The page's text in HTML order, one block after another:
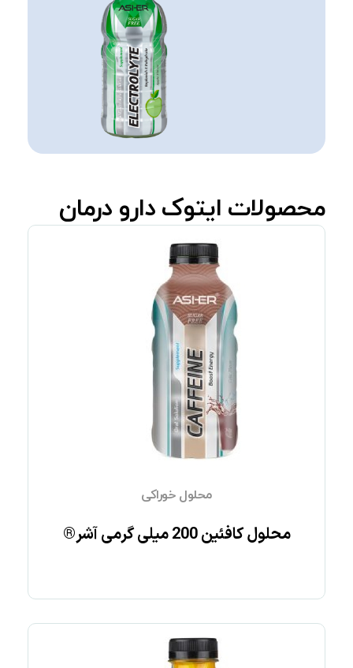
محصولات ایتوک دارو درمان
محلول کافئین 200 میلی گرمی آشر®
محلول خوراکی